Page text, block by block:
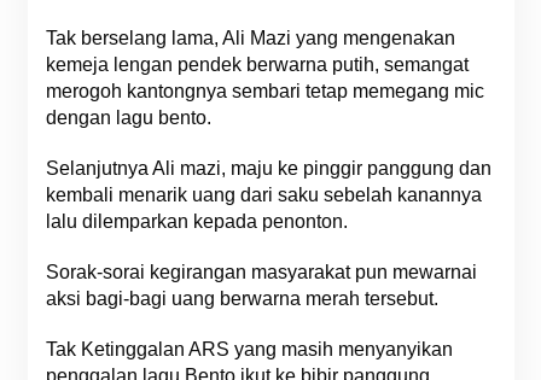
Tak berselang lama, Ali Mazi yang mengenakan
kemeja lengan pendek berwarna putih, semangat
merogoh kantongnya sembari tetap memegang mic
dengan lagu bento.
Selanjutnya Ali mazi, maju ke pinggir panggung dan
kembali menarik uang dari saku sebelah kanannya
lalu dilemparkan kepada penonton.
Sorak-sorai kegirangan masyarakat pun mewarnai
aksi bagi-bagi uang berwarna merah tersebut.
Tak Ketinggalan ARS yang masih menyanyikan